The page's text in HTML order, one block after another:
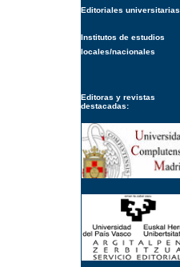
Editoriales universitarias
Institutos de estudios
locales/nacionales
Editoras y revistas
destacadas: